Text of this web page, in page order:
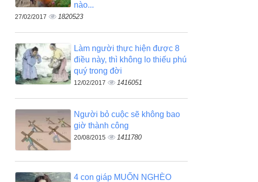
nào...
27/02/2017 1820523
Làm người thực hiện được 8
điều này, thì không lo thiếu phú
quý trong đời
12/02/2017 1416051
Người bỏ cuộc sẽ không bao
giờ thành công
20/08/2015 1411780
4 con giáp MUỐN NGHÈO